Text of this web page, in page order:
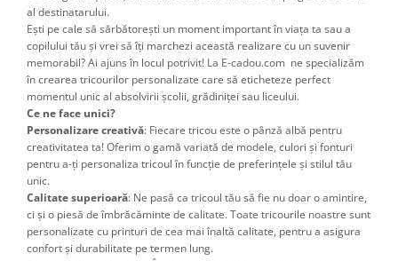
al destinatarului.
Ești pe cale să sărbătorești un moment important în viața ta sau a
copilului tău și vrei să îți marchezi această realizare cu un suvenir
memorabil? Ai ajuns în locul potrivit! La E-cadou.com ne specializăm
în crearea tricourilor personalizate care să eticheteze perfect
momentul unic al absolvirii școlii, grădiniței sau liceului.
Ce ne face unici?
Personalizare creativă: Fiecare tricou este o pânză albă pentru
creativitatea ta! Oferim o gamă variată de modele, culori și fonturi
pentru a-ți personaliza tricoul în funcție de preferințele și stilul tău
unic.
Calitate superioară: Ne pasă ca tricoul tău să fie nu doar o amintire,
ci și o piesă de îmbrăcăminte de calitate. Toate tricourile noastre sunt
personalizate cu printuri de cea mai înaltă calitate, pentru a asigura
confort și durabilitate pe termen lung.